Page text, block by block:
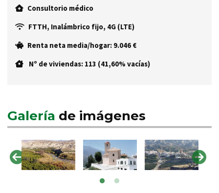
Consultorio médico
FTTH, Inalámbrico fijo, 4G (LTE)
Renta neta media/hogar: 9.046 €
Nº de viviendas: 113 (41,60% vacías)
Galería de imágenes